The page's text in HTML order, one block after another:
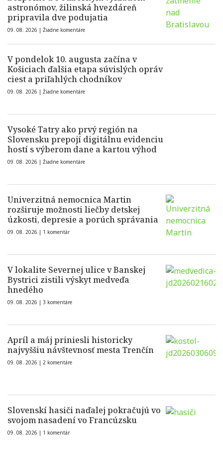
astronómov, žilinská hvezdáreň
pripravila dve podujatia
09. 08. 2026 | Žiadne komentáre
V pondelok 10. augusta začína v
Košiciach ďalšia etapa súvislých opráv
ciest a priľahlých chodníkov
09. 08. 2026 | Žiadne komentáre
Vysoké Tatry ako prvý región na
Slovensku prepojí digitálnu evidenciu
hostí s výberom dane a kartou výhod
09. 08. 2026 | Žiadne komentáre
Univerzitná nemocnica Martin
rozširuje možnosti liečby detskej
úzkosti, depresie a porúch správania
09. 08. 2026 | 1 komentár
V lokalite Severnej ulice v Banskej
Bystrici zistili výskyt medveďa
hnedého
09. 08. 2026 | 3 komentáre
Apríl a máj priniesli historicky
najvyššiu návštevnosť mesta Trenčín
09. 08. 2026 | 2 komentáre
Slovenskí hasiči naďalej pokračujú vo
svojom nasadení vo Francúzsku
09. 08. 2026 | 1 komentár